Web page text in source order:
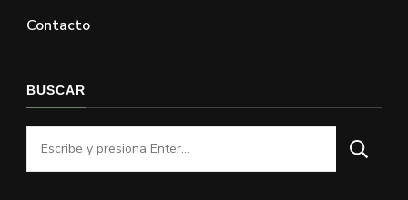
Contacto
BUSCAR
¿Buscas
algo?